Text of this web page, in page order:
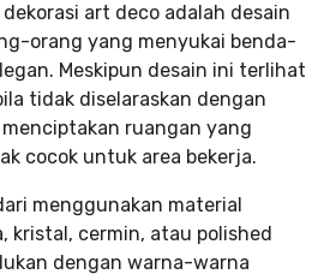
art deco adalah desain
orang yang menyukai benda-
Meskipun desain ini terlihat
tidak diselaraskan dengan
ruangan yang
cocok untuk area bekerja.
menggunakan material
kristal, cermin, atau polished
dengan warna-warna